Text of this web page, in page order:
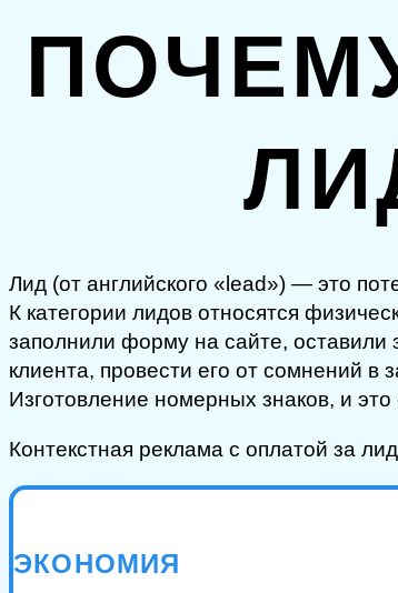
Лид (от английского «lead») — это
К категории лидов относятся
заполнили форму на сайте, оставили
клиента, провести его от сомнений в
Изготовление номерных знаков, и
Контекстная реклама с оплатой за
ЭКОНОМИЯ